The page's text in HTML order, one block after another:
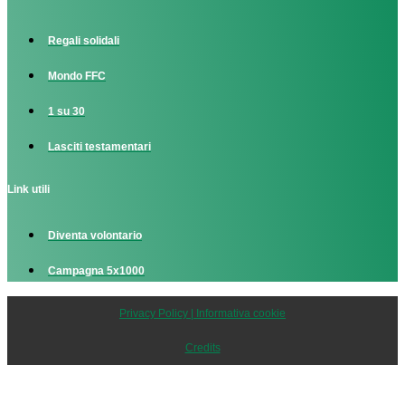
Regali solidali
Mondo FFC
1 su 30
Lasciti testamentari
Link utili
Diventa volontario
Campagna 5x1000
Privacy Policy | Informativa cookie
Credits